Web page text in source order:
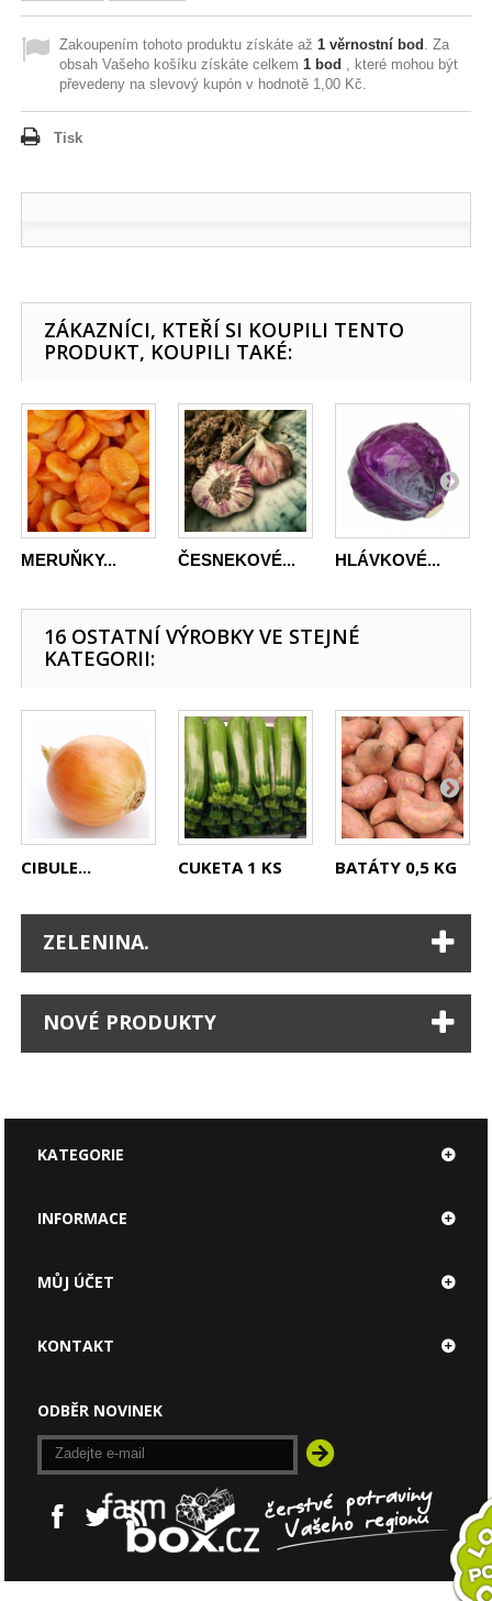
Zakoupením tohoto produktu získáte až 1 věrnostní bod . Za
obsah Vašeho košíku získáte celkem 1 bod , které mohou být
převedeny na slevový kupón v hodnotě 1,00 Kč
Tisk
ZÁKAZNÍCI, KTEŘÍ SI KOUPILI TENTO
PRODUKT, KOUPILI TAKÉ:
MERUŇKY... ČESNEKOVÉ... HLÁVKOVÉ...
16 OSTATNÍ VÝROBKY VE STEJNÉ
KATEGORII:
CIBULE... CUKETA 1 KS BATÁTY 0,5 KG
ZELENINA.
NOVÉ PRODUKTY
KATEGORIE
INFORMACE
MŮJ ÚČET
KONTAKT
ODBĚR NOVINEK